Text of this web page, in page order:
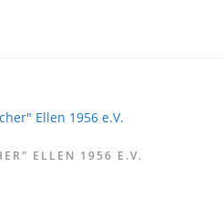
ELLEN 1956 E.V.